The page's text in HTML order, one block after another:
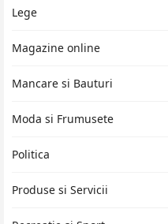
Lege
Magazine online
Mancare si Bauturi
Moda si Frumusete
Politica
Produse si Servicii